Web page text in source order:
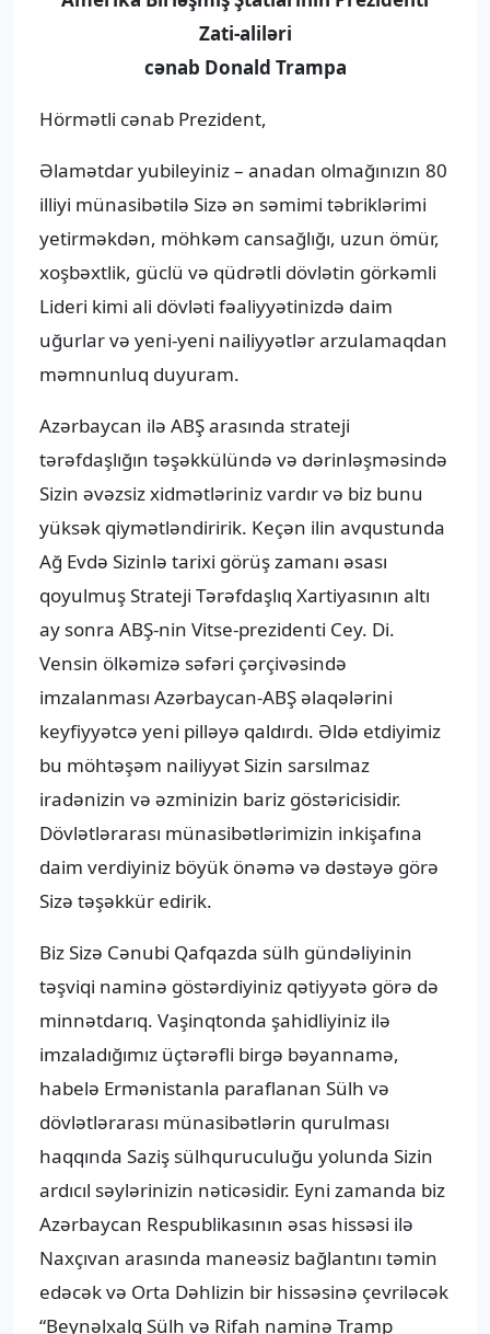
Zati-aliləri
cənab Donald Trampa
Hörmətli cənab Prezident,
Əlamətdar yubileyiniz – anadan olmağınızın 80
illiyi münasibətilə Sizə ən səmimi təbriklərimi
yetirməkdən, möhkəm cansağlığı, uzun ömür,
xoşbəxtlik, güclü və qüdrətli dövlətin görkəmli
Lideri kimi ali dövləti fəaliyyətinizdə daim
uğurlar və yeni-yeni nailiyyətlər arzulamaqdan
məmnunluq duyuram.
Azərbaycan ilə ABŞ arasında strateji
tərəfdaşlığın təşəkkülündə və dərinləşməsində
Sizin əvəzsiz xidmətləriniz vardır və biz bunu
yüksək qiymətləndiririk. Keçən ilin avqustunda
Ağ Evdə Sizinlə tarixi görüş zamanı əsası
qoyulmuş Strateji Tərəfdaşlıq Xartiyasının altı
ay sonra ABŞ-nin Vitse-prezidenti Cey. Di.
Vensin ölkəmizə səfəri çərçivəsində
imzalanması Azərbaycan-ABŞ əlaqələrini
keyfiyyətcə yeni pilləyə qaldırdı. Əldə etdiyimiz
bu möhtəşəm nailiyyət Sizin sarsılmaz
iradənizin və əzminizin bariz göstəricisidir.
Dövlətlərarası münasibətlərimizin inkişafına
daim verdiyiniz böyük önəmə və dəstəyə görə
Sizə təşəkkür edirik.
Biz Sizə Cənubi Qafqazda sülh gündəliyinin
təşviqi naminə göstərdiyiniz qətiyyətə görə də
minnətdarıq. Vaşinqtonda şahidliyiniz ilə
imzaladığımız üçtərəfli birgə bəyannamə,
habelə Ermənistanla paraflanan Sülh və
dövlətlərarası münasibətlərin qurulması
haqqında Saziş sülhquruculuğu yolunda Sizin
ardıcıl səylərinizin nəticəsidir. Eyni zamanda biz
Azərbaycan Respublikasının əsas hissəsi ilə
Naxçıvan arasında maneəsiz bağlantını təmin
edəcək və Orta Dəhlizin bir hissəsinə çevriləcək
“Beynəlxalq Sülh və Rifah naminə Tramp